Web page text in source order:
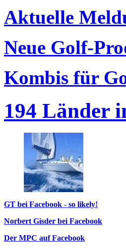
Aktuelle
Neue Golf-
Kombis für
194 Länder
GT bei Facebook - so likely!
Norbert Gisder bei Facebook
Der MPC auf Facebook